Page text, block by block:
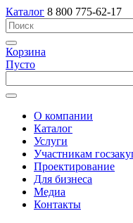
Каталог 8 800 775-62-17
Корзина
Пусто
О компании
Каталог
Услуги
Участникам
Проектирование
Для бизнеса
Медиа
Контакты